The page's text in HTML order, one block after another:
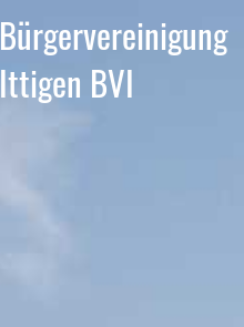
Bürgervereinigung
Ittigen BVI